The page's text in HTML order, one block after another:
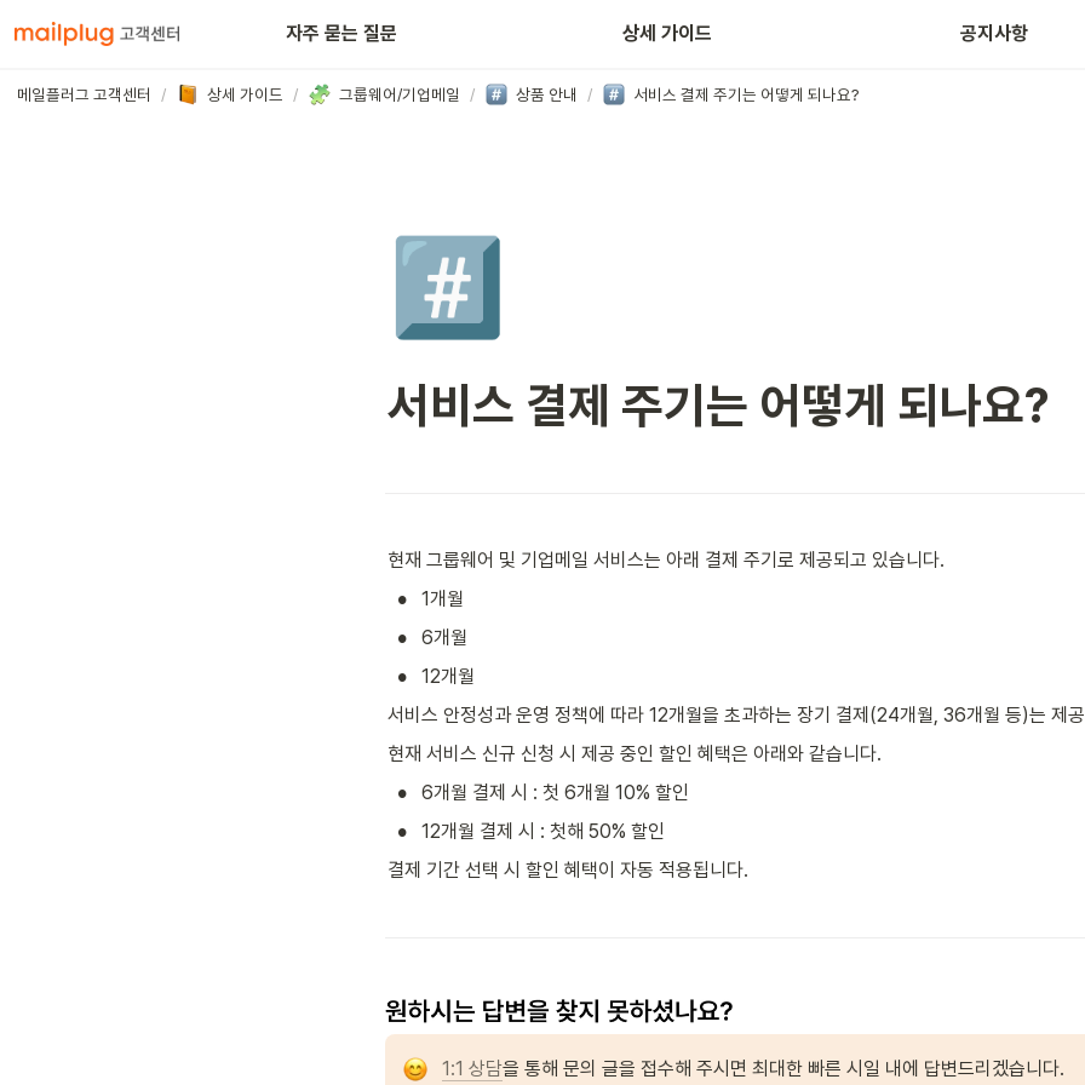
자주 묻는 질문 상세 가이드 공지사항
메일플러그 고객센터 / 상세 가이드 / 그룹웨어/기업메일 / 상품 안내 / 서비스 결제 주기는 어떻게 되나요?
아웃룩 홈페이지 제작
#️⃣
서비스 결제 주기는 어떻게 되나요?
현재 그룹웨어 및 기업메일 서비스는 아래 결제 주기로 제공되고 있습니다.
• 1개월
• 6개월
•
12개월
서비스 안정성과 운영 정책에 따라 12개월을 초과하는 장기 결제(24개월, 36개월 등)는 제
현재 서비스 신규 신청 시 제공 중인 할인 혜택은 아래와 같습니다.
• 6개월 결제 시 : 첫 6개월 10% 할인
•
12개월 결제 시 : 첫해 50% 할인
결제 기간 선택 시 할인 혜택이 자동 적용됩니다.
1:1 상담을 통해 문의 글을 접수해 주시면 최대한 빠른 시일 내에 답변드리겠습니다.